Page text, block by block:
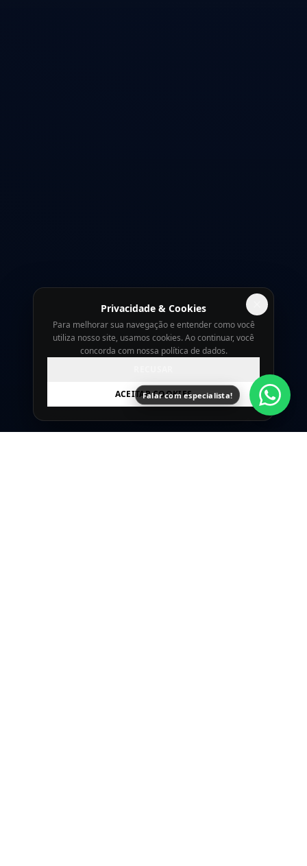
Falar com especialista!
Privacidade & Cookies
Para melhorar sua navegação e entender como você
utiliza nosso site, usamos cookies. Ao continuar, você
concorda com nossa política de dados.
ACEITAR COOKIES